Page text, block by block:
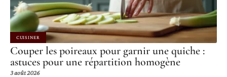
CUISINER
Couper les poireaux pour garnir une quiche :
astuces pour une répartition homogène
3 août 2026